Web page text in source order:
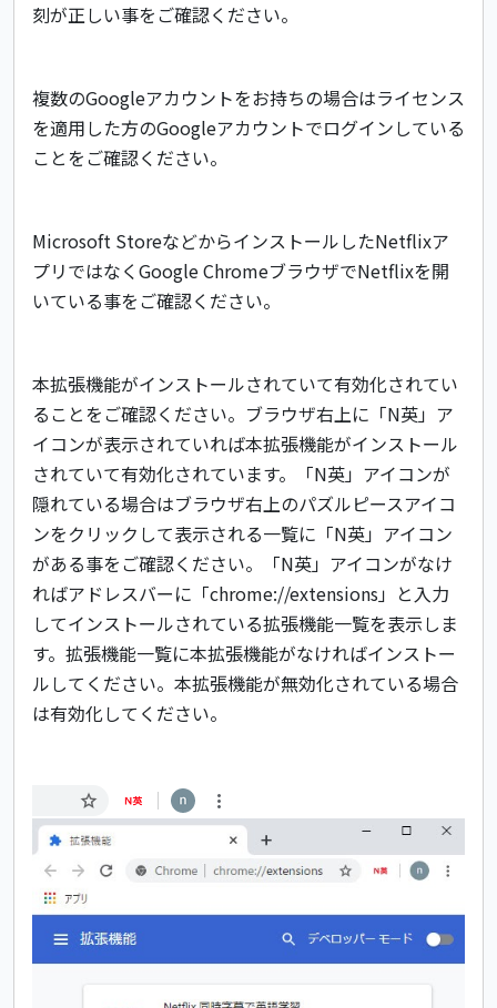
刻が正しい事をご確認ください。
複数のGoogleアカウントをお持ちの場合はライセンス
を適用した方のGoogleアカウントでログインしている
ことをご確認ください。
Microsoft StoreなどからインストールしたNetflixア
プリではなくGoogle ChromeブラウザでNetflixを開
いている事をご確認ください。
本拡張機能がインストールされていて有効化されてい
ることをご確認ください。ブラウザ右上に「N英」ア
イコンが表示されていれば本拡張機能がインストール
されていて有効化されています。「N英」アイコンが
隠れている場合はブラウザ右上のパズルピースアイコ
ンをクリックして表示される一覧に「N英」アイコン
がある事をご確認ください。「N英」アイコンがなけ
ればアドレスバーに「chrome://extensions」と入力
してインストールされている拡張機能一覧を表示しま
す。拡張機能一覧に本拡張機能がなければインストー
ルしてください。本拡張機能が無効化されている場合
は有効化してください。